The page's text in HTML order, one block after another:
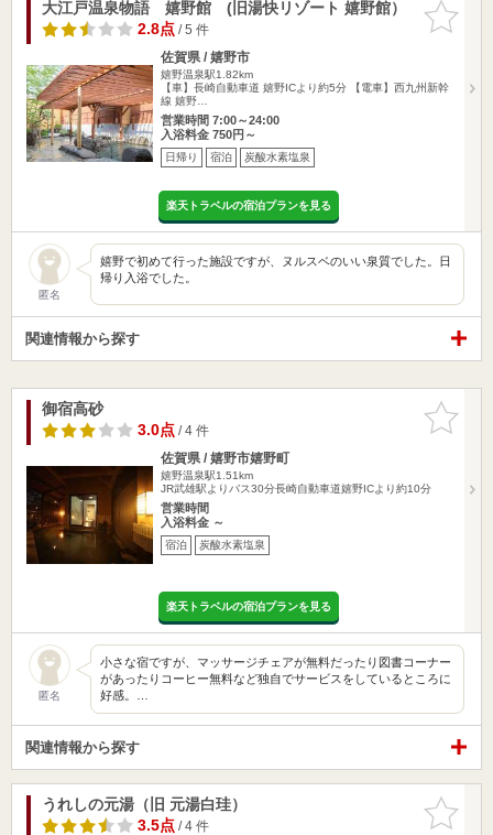
お気に入
りに追加
大江戸温泉物語 嬉野館 (旧湯快リゾート 嬉野館）
2.8点/ 5 件
佐賀県 / 嬉野市
嬉野温泉駅1.82km
【車】長崎自動車道 嬉野ICより約5分 【電車】西九州新幹
線 嬉野…
営業時間 7:00～24:00
入浴料金 750円～
日帰り 宿泊 炭酸水素塩泉
楽天トラベルの宿泊プランを見る
匿名
嬉野で初めて行った施設ですが、ヌルスベのいい泉質でした。日
帰り入浴でした。
関連情報から探す
お気に入
りに追加
御宿高砂
3.0点/ 4 件
佐賀県 / 嬉野市嬉野町
嬉野温泉駅1.51km
JR武雄駅よりバス30分長崎自動車道嬉野ICより約10分
営業時間
入浴料金 ～
宿泊 炭酸水素塩泉
楽天トラベルの宿泊プランを見る
匿名
小さな宿ですが、マッサージチェアが無料だったり図書コーナー
があったりコーヒー無料など独自でサービスをしているところに
好感。…
関連情報から探す
お気に入
りに追加
うれしの元湯（旧 元湯白珪）
3.5点/ 4 件